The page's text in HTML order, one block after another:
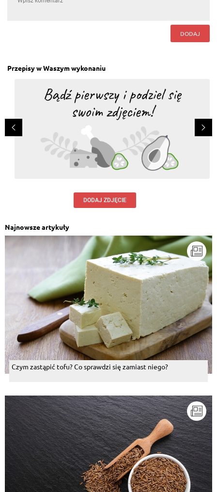
DODAJ
Przepisy w Waszym wykonaniu
DODAJ ZDJĘCIE
Najnowsze artykuły
Czym zastąpić tofu? Co sprawdzi się zamiast niego?